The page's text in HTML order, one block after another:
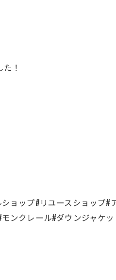
！
ョップ#リユースショップ
ンクレール#ダウンジャケッ